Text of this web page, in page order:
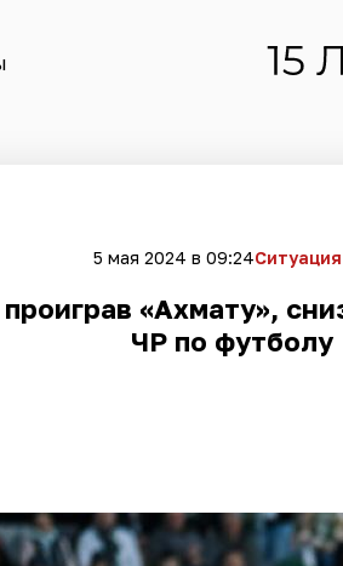
5 мая 2024 в 09:24Ситуация
«Ахмату»,
ЧР по футболу